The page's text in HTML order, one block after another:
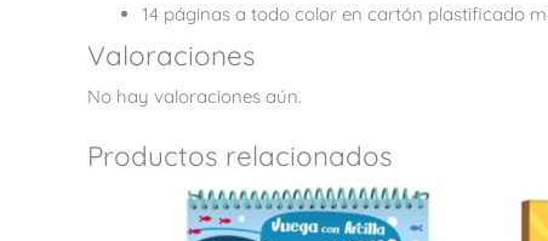
14 páginas a todo color en cartón plastificado
Valoraciones
No hay valoraciones aún.
Productos relacionados